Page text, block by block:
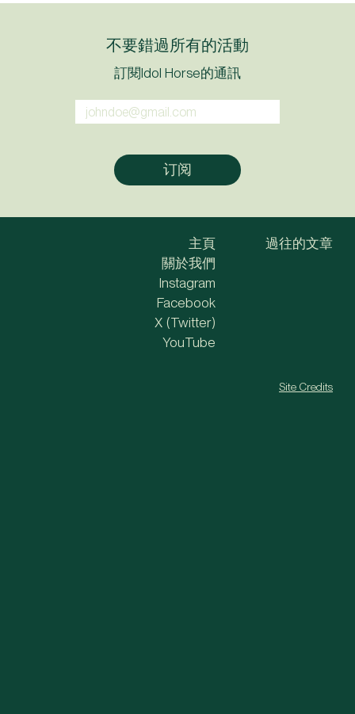
不要錯過所有的活動
訂閱Idol Horse的通訊
主頁
關於我們
過往的文章
Instagram
Facebook
X (Twitter)
YouTube
Site Credits